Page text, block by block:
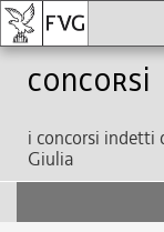
Concorsi
i concorsi indetti
Giulia